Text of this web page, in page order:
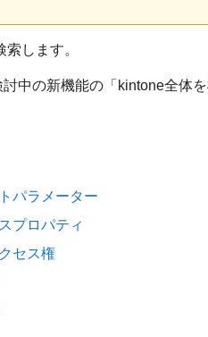
索します。
討中の新機能の「kintone全体
パラメーター
プロパティ
セス権